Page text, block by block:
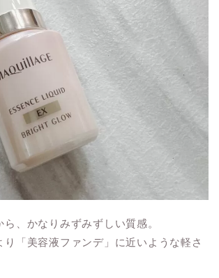
、かなりみずみずしい質感。
り「美容液ファンデ」に近いような軽さ